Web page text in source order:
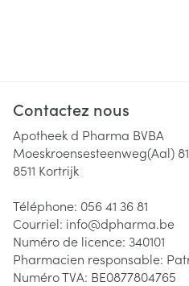
Contactez nous
Apotheek d Pharma BVBA
Moeskroensesteenweg(Aal) 81
8511 Kortrijk
Téléphone: 056 41 36 81
Courriel: info@dpharma.be
Numéro de licence: 340101
Pharmacien responsable:
Numéro TVA: BE0877804765